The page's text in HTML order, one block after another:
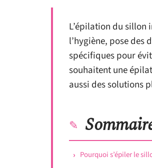
L’épilation du sillon
l’hygiène, pose des
spécifiques pour
souhaitent une
aussi des solutions
Pourquoi s’épiler le